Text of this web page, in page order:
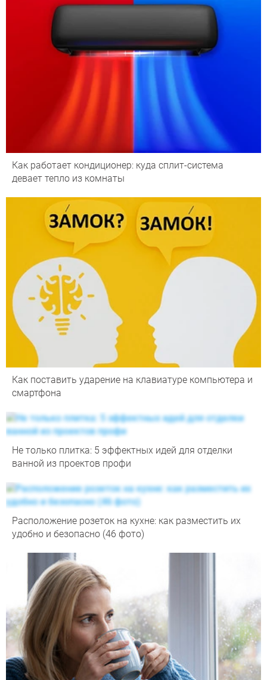
Как работает кондиционер: куда сплит-система
девает тепло из комнаты
Как поставить ударение на клавиатуре компьютера и
смартфона
Не только плитка: 5 эффектных идей для отделки
ванной из проектов профи
Расположение розеток на кухне: как разместить их
удобно и безопасно (46 фото)